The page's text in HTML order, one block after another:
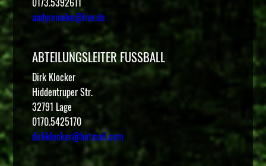
andyreineke@live.de
ABTEILUNGSLEITER FUSSBALL
Dirk Klocker
Hiddentruper Str.
32791 Lage
0170.5425170
dirkklocker@hotmail.com